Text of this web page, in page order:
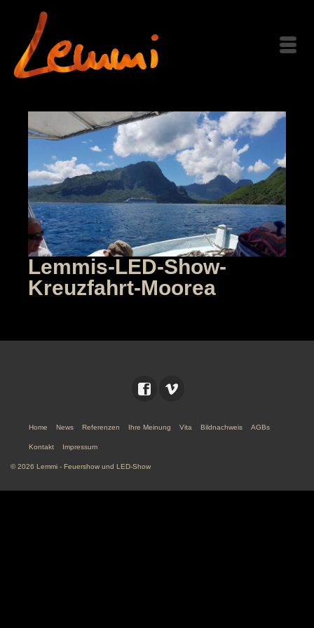
Lemmis-LED-Show-
Kreuzfahrt-Moorea
Home News Referenzen Ihre Meinung Vita Bildnachweis AGBs
Kontakt Impressum
© 2026 Lemmi - Feuershow und LED-Show